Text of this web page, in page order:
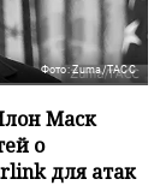
Фото: Zuma/ТАСС
Маск
о
для атак